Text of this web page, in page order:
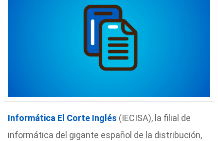
Informática El Corte Inglés (IECISA), la filial de
informática del gigante español de la distribución,